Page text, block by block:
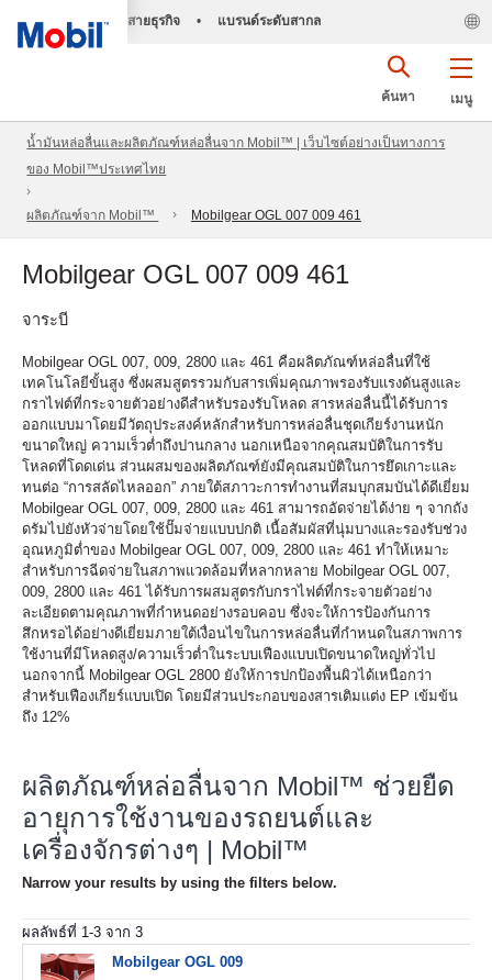
สายธุรกิจ • แบรนด์ระดับสากล
เมนู
ค้นหา
น้ำมันหล่อลื่นและผลิตภัณฑ์หล่อลื่นจาก Mobil™ | เว็บไซต์อย่างเป็นทางการ
ของ Mobil™ประเทศไทย
ผลิตภัณฑ์จาก Mobil™ Mobilgear OGL 007 009 461
Mobilgear OGL 007 009 461
จาระบี
Mobilgear OGL 007, 009, 2800 และ 461 คือผลิตภัณฑ์หล่อลื่นที่ใช้
เทคโนโลยีขั้นสูง ซึ่งผสมสูตรรวมกับสารเพิ่มคุณภาพรองรับแรงดันสูงและ
กราไฟต์ที่กระจายตัวอย่างดีสำหรับรองรับโหลด สารหล่อลื่นนี้ได้รับการ
ออกแบบมาโดยมีวัตถุประสงค์หลักสำหรับการหล่อลื่นชุดเกียร์งานหนัก
ขนาดใหญ่ ความเร็วต่ำถึงปานกลาง นอกเหนือจากคุณสมบัติในการรับ
โหลดที่โดดเด่น ส่วนผสมของผลิตภัณฑ์ยังมีคุณสมบัติในการยึดเกาะและ
ทนต่อ “การสลัดไหลออก” ภายใต้สภาวะการทำงานที่สมบุกสมบันได้ดีเยี่ยม
Mobilgear OGL 007, 009, 2800 และ 461 สามารถอัดจ่ายได้ง่าย ๆ จากถัง
ดรัมไปยังหัวจ่ายโดยใช้ปั๊มจ่ายแบบปกติ เนื้อสัมผัสที่นุ่มบางและรองรับช่วง
อุณหภูมิต่ำของ Mobilgear OGL 007, 009, 2800 และ 461 ทำให้เหมาะ
สำหรับการฉีดจ่ายในสภาพแวดล้อมที่หลากหลาย Mobilgear OGL 007,
009, 2800 และ 461 ได้รับการผสมสูตรกับกราไฟต์ที่กระจายตัวอย่าง
ละเอียดตามคุณภาพที่กำหนดอย่างรอบคอบ ซึ่งจะให้การป้องกันการ
สึกหรอได้อย่างดีเยี่ยมภายใต้เงื่อนไขในการหล่อลื่นที่กำหนดในสภาพการ
ใช้งานที่มีโหลดสูง/ความเร็วต่ำในระบบเฟืองแบบเปิดขนาดใหญ่ทั่วไป
นอกจากนี้ Mobilgear OGL 2800 ยังให้การปกป้องพื้นผิวได้เหนือกว่า
สำหรับเฟืองเกียร์แบบเปิด โดยมีส่วนประกอบของสารเติมแต่ง EP เข้มข้น
ถึง 12%
ผลิตภัณฑ์หล่อลื่นจาก Mobil™ ช่วยยืด
อายุการใช้งานของรถยนต์และ
เครื่องจักรต่างๆ | Mobil™
Narrow your results by using the filters below.
ผลลัพธ์ที่ 1 -3 จาก 3
Mobilgear OGL 009